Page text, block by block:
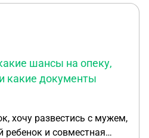
шансы на опеку,
какие документы
хочу развестись с мужем,
ребенок и совместная